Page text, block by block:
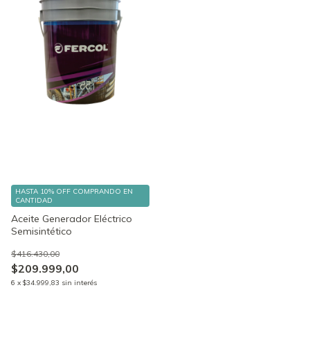
Aceite Generador Eléctrico
Semisintético
$209.999,00
$416.430,00
6 x $34.999,83 sin interés
HASTA 10% OFF COMPRANDO EN
CANTIDAD